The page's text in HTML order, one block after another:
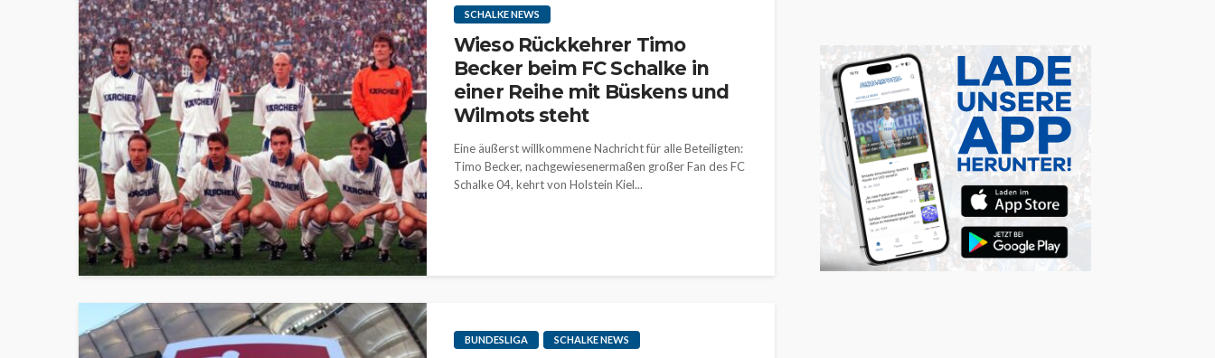
SCHALKE NEWS
Wieso Rückkehrer Timo
Becker beim FC Schalke in
einer Reihe mit Büskens und
Wilmots steht
Eine äußerst willkommene Nachricht für alle Beteiligten:
Timo Becker, nachgewiesenermaßen großer Fan des FC
Schalke 04, kehrt von Holstein Kiel...
BUNDESLIGA SCHALKE NEWS